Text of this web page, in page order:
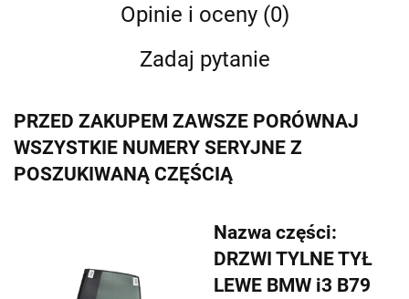
Opinie i oceny (0)
Zadaj pytanie
PRZED ZAKUPEM ZAWSZE PORÓWNAJ
WSZYSTKIE NUMERY SERYJNE Z
POSZUKIWANĄ CZĘŚCIĄ
Nazwa części:
DRZWI TYLNE TYŁ
LEWE BMW i3 B79